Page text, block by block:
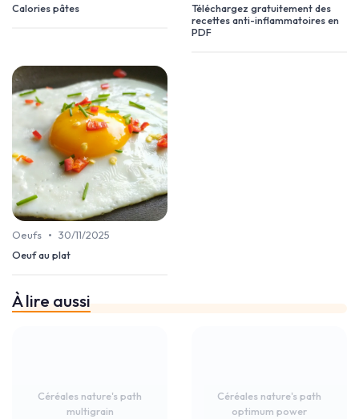
Calories pâtes
Téléchargez gratuitement des
recettes anti-inflammatoires en
PDF
Oeufs • 30/11/2025
Oeuf au plat
À lire aussi
Céréales nature's path
multigrain
Céréales nature's path
optimum power